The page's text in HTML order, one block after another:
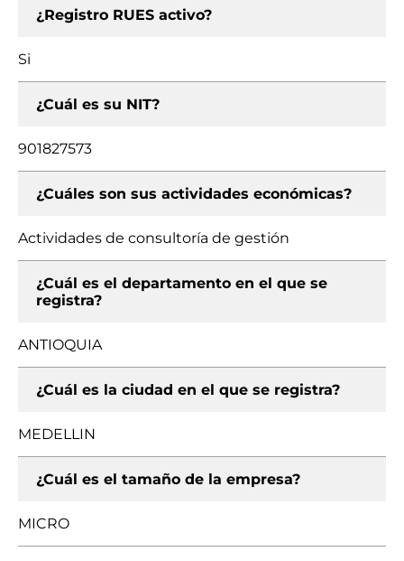
¿Registro RUES activo?
Si
¿Cuál es su NIT?
901827573
¿Cuáles son sus actividades económicas?
Actividades de consultoría de gestión
¿Cuál es el departamento en el que se
registra?
ANTIOQUIA
¿Cuál es la ciudad en el que se registra?
MEDELLIN
¿Cuál es el tamaño de la empresa?
MICRO